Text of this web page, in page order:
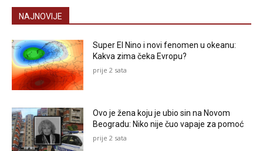
NAJNOVIJE
Super El Nino i novi fenomen u okeanu:
Kakva zima čeka Evropu?
prije 2 sata
Ovo je žena koju je ubio sin na Novom
Beogradu: Niko nije čuo vapaje za pomoć
prije 2 sata